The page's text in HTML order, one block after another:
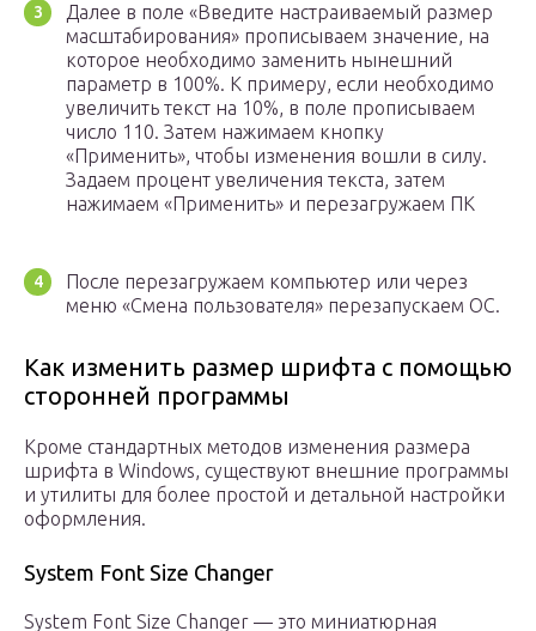
Далее в поле «Введите настраиваемый размер
масштабирования» прописываем значение, на
которое необходимо заменить нынешний
параметр в 100%. К примеру, если необходимо
увеличить текст на 10%, в поле прописываем
число 110. Затем нажимаем кнопку
«Применить», чтобы изменения вошли в силу.
Задаем процент увеличения текста, затем
нажимаем «Применить» и перезагружаем ПК
После перезагружаем компьютер или через
меню «Смена пользователя» перезапускаем ОС.
Как изменить размер шрифта с помощью
сторонней программы
Кроме стандартных методов изменения размера
шрифта в Windows, существуют внешние программы
и утилиты для более простой и детальной настройки
оформления.
System Font Size Changer
System Font Size Changer — это миниатюрная